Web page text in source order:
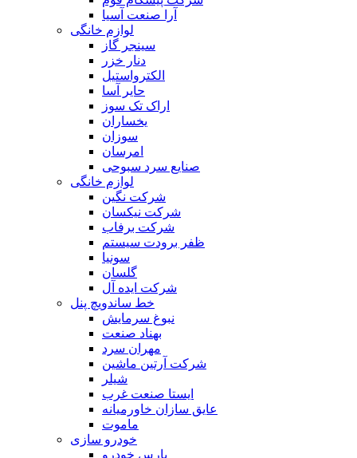
آرا صنعت آسیا
لوازم خانگی
سینجر گاز
دنار خزر
الکترواستیل
حایر آسا
اراک تک سوز
یخساران
سوزان
امرسان
صنایع سرد سبوحی
لوازم خانگی
شرکت نگین
شرکت نیکسان
شرکت برفاب
ظفر برودت سیستم
سونیا
گلسان
شرکت ایده آل
خط ساندویچ پنل
نبوغ سرمایش
بهناد صنعت
مهران سرد
شرکت آرتین ماشین
شیلر
ایستا صنعت غرب
عایق سازان خاورمیانه
ماموت
خودرو سازی
پارس خودرو